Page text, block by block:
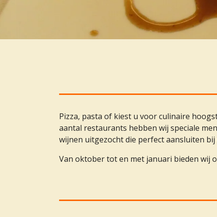
Pizza, pasta of kiest u voor culinaire
aantal restaurants hebben wij speciale
wijnen uitgezocht die perfect aansluiten bij
Van oktober tot en met januari bieden wij